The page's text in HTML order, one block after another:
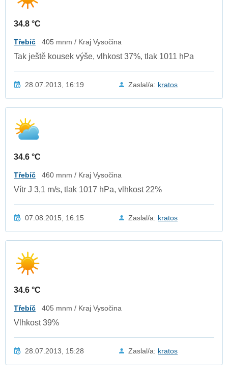
34.8 °C
Třebíč 405 mnm / Kraj Vysočina
Tak ještě kousek výše, vlhkost 37%, tlak 1011 hPa
28.07.2013, 16:19 Zaslal/a: kratos
34.6 °C
Třebíč 460 mnm / Kraj Vysočina
Vítr J 3,1 m/s, tlak 1017 hPa, vlhkost 22%
07.08.2015, 16:15 Zaslal/a: kratos
34.6 °C
Třebíč 405 mnm / Kraj Vysočina
Vlhkost 39%
28.07.2013, 15:28 Zaslal/a: kratos